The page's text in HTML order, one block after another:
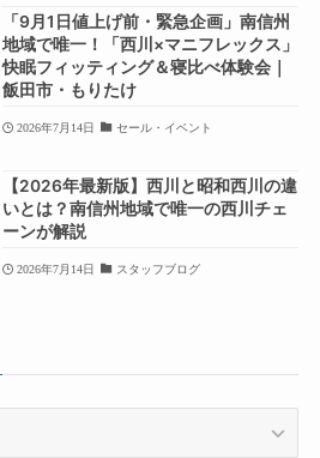
「9月1日値上げ前・緊急企画」南信州
地域で唯一！「西川×マニフレックス」
快眠フィッティング＆寝比べ体験会｜
飯田市・もりたけ
2026年7月14日 セール・イベント
【2026年最新版】西川と昭和西川の違
いとは？南信州地域で唯一の西川チェ
ーンが解説
2026年7月14日 スタッフブログ